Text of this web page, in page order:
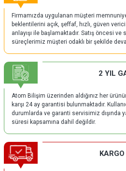
Firmamızda uygulanan müşteri
beklentilerini açık, şeffaf, hızlı, güven
anlayışı ile başlamaktadır. Satış öncesi ve
süreçlerimiz müşteri odaklı bir şekilde
2 YIL
Atom Bilişim üzerinden aldığınız her
karşı 24 ay garantisi bulunmaktadır.
durumlarda ve garanti servisimiz dışında
süresi kapsamına dahil değildir.